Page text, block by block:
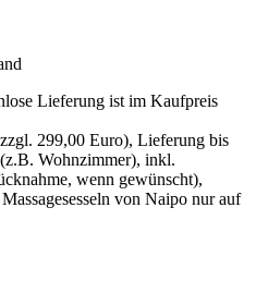
Lieferung ist im Kaufpreis
299,00 Euro), Lieferung bis
Wohnzimmer), inkl.
wenn gewünscht),
von Naipo nur auf